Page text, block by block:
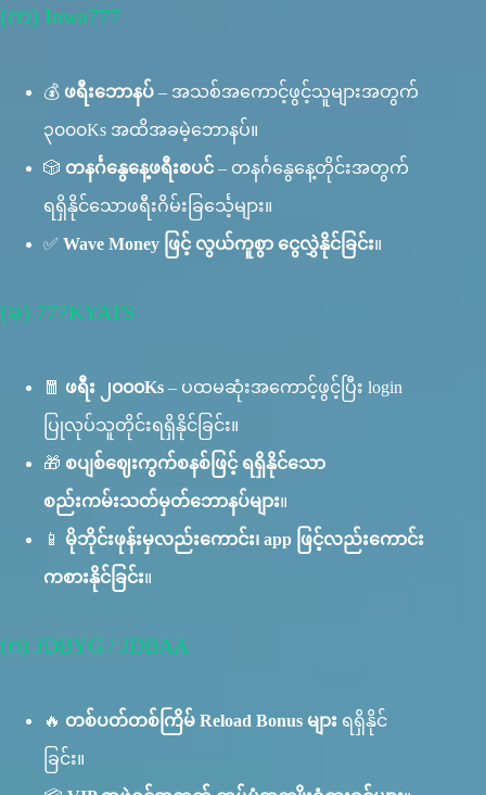
(က) Inwa777
💰 ဖရီးဘောနပ် – အသစ်အကောင့်ဖွင့်သူများအတွက်
၃၀၀၀Ks အထိအခမဲ့ဘောနပ်။
🎲 တနင်္ဂနွေနေ့ဖရီးစပင် – တနင်္ဂနွေနေ့တိုင်းအတွက်
ရရှိနိုင်သောဖရီးဂိမ်းခြင်္သေ့များ။
✅ Wave Money ဖြင့် လွယ်ကူစွာ ငွေလွှဲနိုင်ခြင်း။
(ခ) 777KYATS
🧧 ဖရီး ၂၀၀၀Ks – ပထမဆုံးအကောင့်ဖွင့်ပြီး login
ပြုလုပ်သူတိုင်းရရှိနိုင်ခြင်း။
🎁 စပျစ်ဈေးကွက်စနစ်ဖြင့် ရရှိနိုင်သော
စည်းကမ်းသတ်မှတ်ဘောနပ်များ။
📱 မိုဘိုင်းဖုန်းမှလည်းကောင်း၊ app ဖြင့်လည်းကောင်း
ကစားနိုင်ခြင်း။
(ဂ) JDBYG / JDBAA
🔥 တစ်ပတ်တစ်ကြိမ် Reload Bonus များ ရရှိနိုင်
ခြင်း။